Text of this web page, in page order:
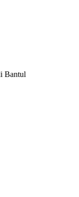
Bantul